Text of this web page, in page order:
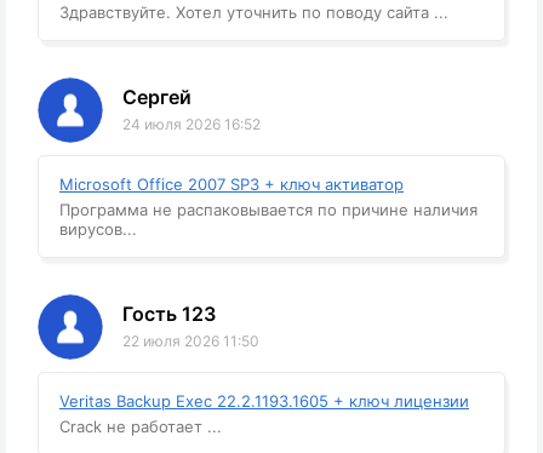
Здравствуйте. Хотел уточнить по поводу сайта ...
Сергей
24 июля 2026 16:52
Microsoft Office 2007 SP3 + ключ активатор
Программа не распаковывается по причине наличия
вирусов...
Гость 123
22 июля 2026 11:50
Veritas Backup Exec 22.2.1193.1605 + ключ лицензии
Crack не работает ...